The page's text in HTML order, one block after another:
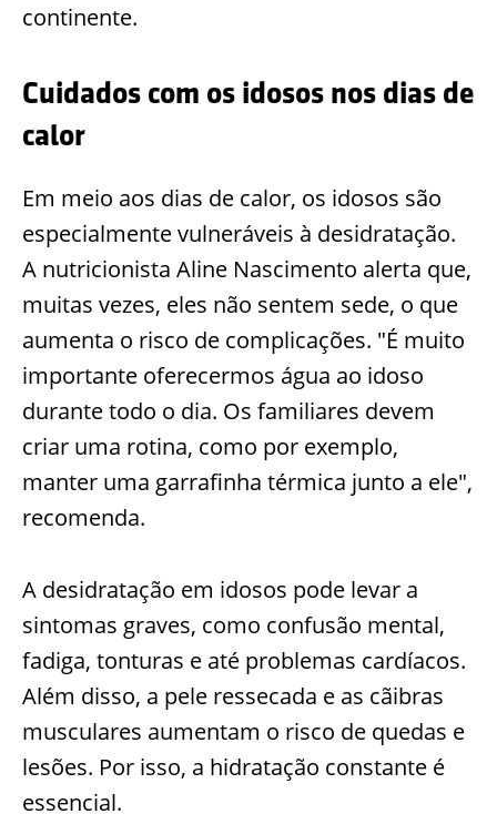
continente.
Cuidados com os idosos nos dias de
calor
Em meio aos dias de calor, os idosos são
especialmente vulneráveis à desidratação.
A nutricionista Aline Nascimento alerta que,
muitas vezes, eles não sentem sede, o que
aumenta o risco de complicações. "É muito
importante oferecermos água ao idoso
durante todo o dia. Os familiares devem
criar uma rotina, como por exemplo,
manter uma garrafinha térmica junto a ele",
recomenda.
A desidratação em idosos pode levar a
sintomas graves, como confusão mental,
fadiga, tonturas e até problemas cardíacos.
Além disso, a pele ressecada e as cãibras
musculares aumentam o risco de quedas e
lesões. Por isso, a hidratação constante é
essencial.